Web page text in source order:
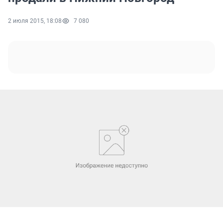
2 июля 2015, 18:08 7 080